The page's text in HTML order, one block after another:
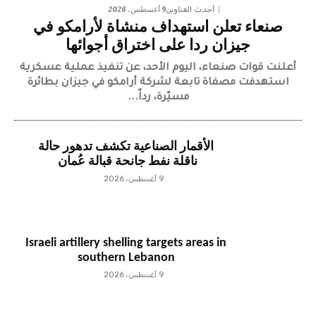
أحدث العناوين9 أغسطس، 2026
صنعاء تعلن استهداف منشاة لأرامكو في
جيزان ردا على اختراق أجوائها
أعلنت قوات صنعاء، اليوم الأحد، عن تنفيذ عملية عسكرية
استهدفت مصفاة تابعة لشركة أرامكو في جيزان بطائرة
مسيّرة، رداً...
الأقمار الصناعية تكشف تدهور حالة
ناقلة نفط جانحة قبالة عُمان
9 أغسطس، 2026
Israeli artillery shelling targets areas in
southern Lebanon
9 أغسطس، 2026